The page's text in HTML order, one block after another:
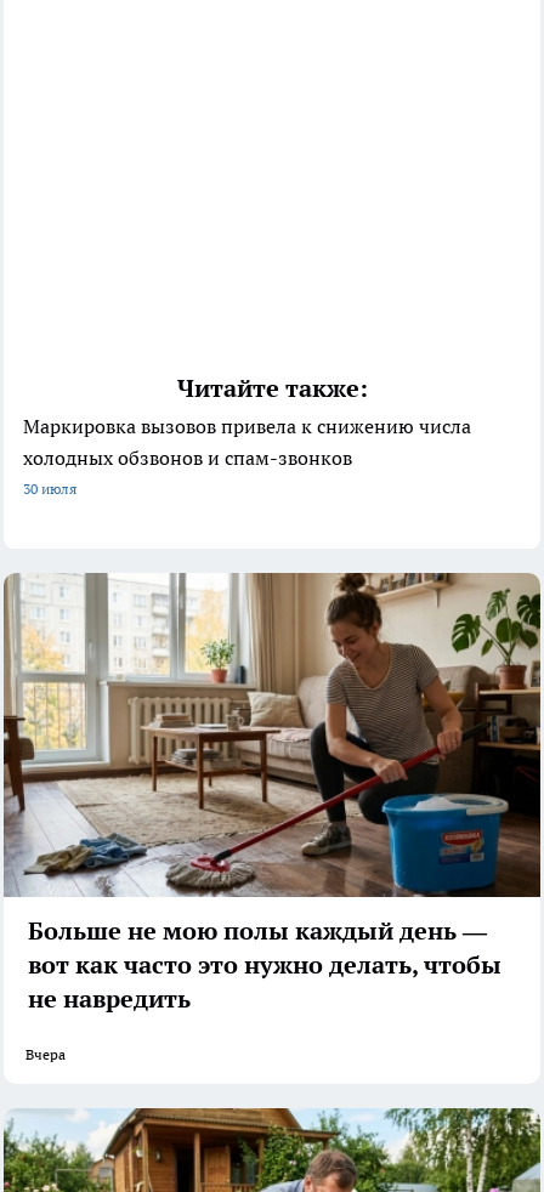
Читайте также:
Маркировка вызовов привела к снижению числа
холодных обзвонов и спам-звонков
30 июля
Больше не мою полы каждый день —
вот как часто это нужно делать, чтобы
не навредить
Вчера